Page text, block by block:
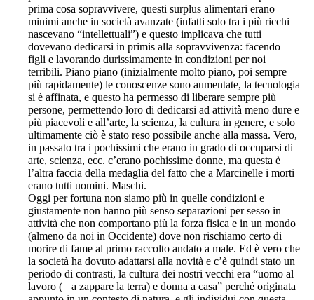
prima cosa sopravvivere, questi surplus alimentari erano
minimi anche in società avanzate (infatti solo tra i più ricchi
nascevano “intellettuali”) e questo implicava che tutti
dovevano dedicarsi in primis alla sopravvivenza: facendo
figli e lavorando durissimamente in condizioni per noi
terribili. Piano piano (inizialmente molto piano, poi sempre
più rapidamente) le conoscenze sono aumentate, la tecnologia
si è affinata, e questo ha permesso di liberare sempre più
persone, permettendo loro di dedicarsi ad attività meno dure e
più piacevoli e all’arte, la scienza, la cultura in genere, e solo
ultimamente ciò è stato reso possibile anche alla massa. Vero,
in passato tra i pochissimi che erano in grado di occuparsi di
arte, scienza, ecc. c’erano pochissime donne, ma questa è
l’altra faccia della medaglia del fatto che a Marcinelle i morti
erano tutti uomini. Maschi.
Oggi per fortuna non siamo più in quelle condizioni e
giustamente non hanno più senso separazioni per sesso in
attività che non comportano più la forza fisica e in un mondo
(almeno da noi in Occidente) dove non rischiamo certo di
morire di fame al primo raccolto andato a male. Ed è vero che
la società ha dovuto adattarsi alla novità e c’è quindi stato un
periodo di contrasti, la cultura dei nostri vecchi era “uomo al
lavoro (= a zappare la terra) e donna a casa” perché originata